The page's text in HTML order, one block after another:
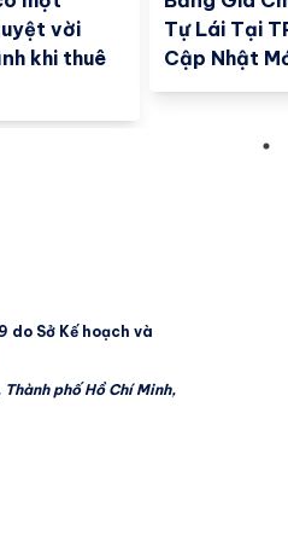
vời
khi thuê
Tự Lái Tại
Cập Nhật
do Sở Kế hoạch và
phố Hồ Chí Minh,